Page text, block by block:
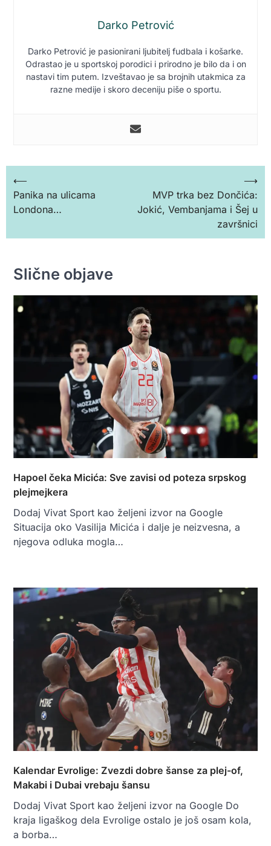
Darko Petrović
Darko Petrović je pasionirani ljubitelj fudbala i košarke.
Odrastao je u sportskoj porodici i prirodno je bilo da i on
nastavi tim putem. Izveštavao je sa brojnih utakmica za
razne medije i skoro deceniju piše o sportu.
Кретање
чланка
⟵
Panika na ulicama
Londona…
MVP trka bez Dončića:
Jokić, Vembanjama i Šej u
završnici
⟶
Slične objave
Hapoel čeka Micića: Sve zavisi od poteza srpskog
plejmejkera
Dodaj Vivat Sport kao željeni izvor na Google
Situacija oko Vasilija Micića i dalje je neizvesna, a
njegova odluka mogla…
Kalendar Evrolige: Zvezdi dobre šanse za plej-of,
Makabi i Dubai vrebaju šansu
Dodaj Vivat Sport kao željeni izvor na Google Do
kraja ligaškog dela Evrolige ostalo je još osam kola,
a borba…